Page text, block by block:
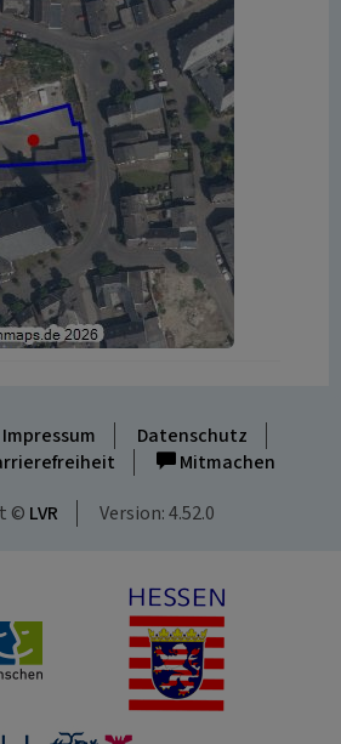
Impressum
Datenschutz
Mitmachen
© LVR Version: 4.52.0